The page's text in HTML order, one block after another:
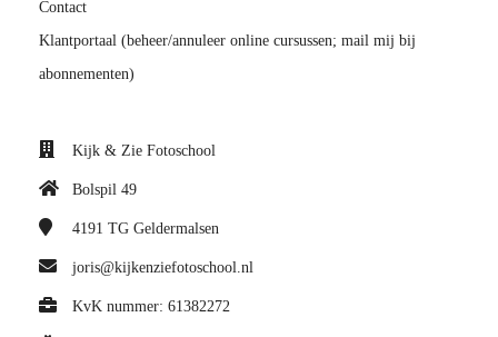
Contact
Klantportaal (beheer/annuleer online cursussen; mail mij bij
abonnementen)
Kijk & Zie Fotoschool
Bolspil 49
4191 TG Geldermalsen
joris@kijkenziefotoschool.nl
KvK nummer: 61382272